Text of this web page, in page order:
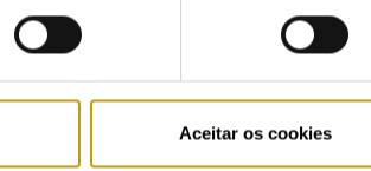
Aceitar os cookies